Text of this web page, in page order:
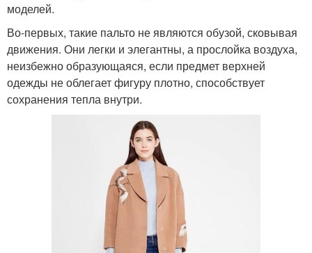
моделей.
Во-первых, такие пальто не являются обузой, сковывая
движения. Они легки и элегантны, а прослойка воздуха,
неизбежно образующаяся, если предмет верхней
одежды не облегает фигуру плотно, способствует
сохранения тепла внутри.